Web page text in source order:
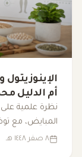
أم الدليل
نظرة علمية على
المبايض، مع
الجانبية.
٨ صفر ١٤٤٨ هـ